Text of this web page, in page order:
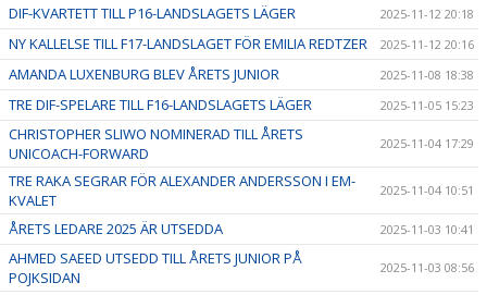
DIF-KVARTETT TILL P16-LANDSLAGETS LÄGER 2025-11-12 20:18
NY KALLELSE TILL F17-LANDSLAGET FÖR EMILIA REDTZER 2025-11-12 20:16
AMANDA LUXENBURG BLEV ÅRETS JUNIOR 2025-11-08 18:38
TRE DIF-SPELARE TILL F16-LANDSLAGETS LÄGER 2025-11-05 15:23
CHRISTOPHER SLIWO NOMINERAD TILL ÅRETS
UNICOACH-FORWARD
2025-11-04 17:29
TRE RAKA SEGRAR FÖR ALEXANDER ANDERSSON I EM-
KVALET
2025-11-04 10:51
ÅRETS LEDARE 2025 ÄR UTSEDDA 2025-11-03 10:41
AHMED SAEED UTSEDD TILL ÅRETS JUNIOR PÅ
POJKSIDAN
2025-11-03 08:56